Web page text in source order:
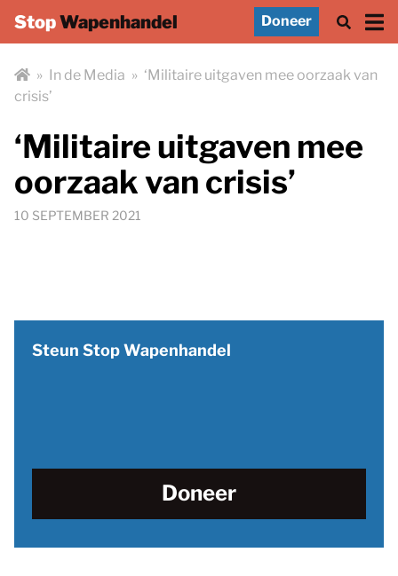
StopWapenhandel Doneer
» In de Media » ‘Militaire uitgaven mee oorzaak van
crisis’
‘Militaire uitgaven mee
oorzaak van crisis’
10 SEPTEMBER 2021
Steun Stop Wapenhandel
Doneer